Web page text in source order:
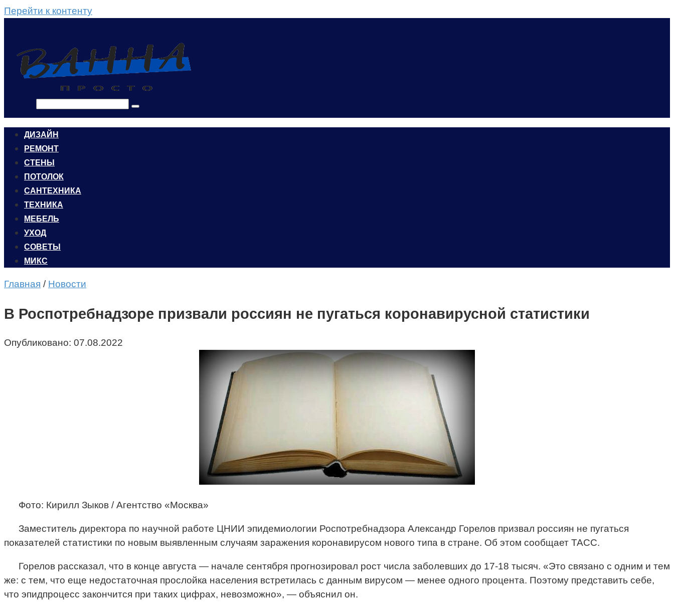
Перейти к контенту
ДИЗАЙН
РЕМОНТ
СТЕНЫ
ПОТОЛОК
САНТЕХНИКА
ТЕХНИКА
МЕБЕЛЬ
УХОД
CОВЕТЫ
МИКС
Главная / Новости
В Роспотребнадзоре призвали россиян не пугаться коронавирусной статистики
Опубликовано: 07.08.2022
Фото: Кирилл Зыков / Агентство «Москва»
Заместитель директора по научной работе ЦНИИ эпидемиологии Роспотребнадзора Александр Горелов призвал россиян не пугаться
показателей статистики по новым выявленным случаям заражения коронавирусом нового типа в стране. Об этом сообщает ТАСС.
Горелов рассказал, что в конце августа — начале сентября прогнозировал рост числа заболевших до 17-18 тысяч. «Это связано с одним и тем
же: с тем, что еще недостаточная прослойка населения встретилась с данным вирусом — менее одного процента. Поэтому представить себе,
что эпидпроцесс закончится при таких цифрах, невозможно», — объяснил он.